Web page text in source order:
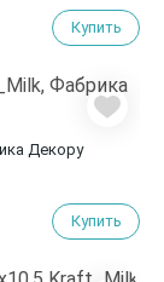
Купить
Декору
Купить